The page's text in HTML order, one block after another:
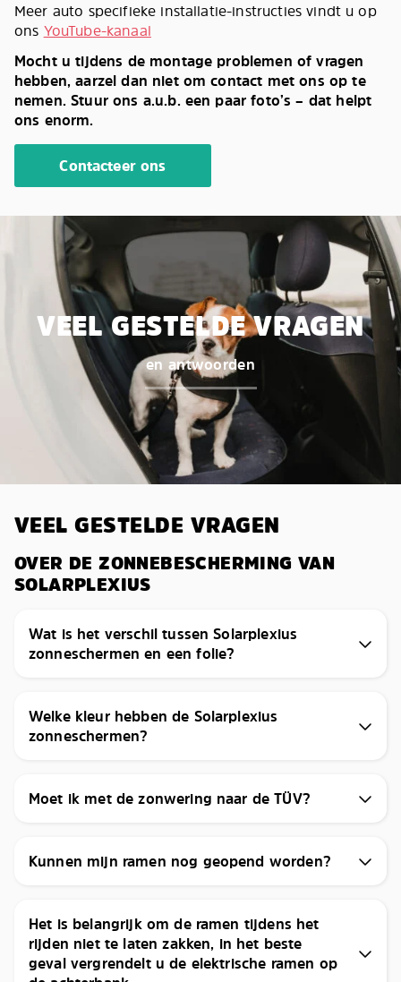
Meer auto specifieke installatie-instructies vindt u op
ons YouTube-kanaal
Mocht u tijdens de montage problemen of vragen
hebben, aarzel dan niet om contact met ons op te
nemen. Stuur ons a.u.b. een paar foto’s – dat helpt
ons enorm.
Contacteer ons
VEEL GESTELDE VRAGEN
en antwoorden
VEEL GESTELDE VRAGEN
OVER DE ZONNEBESCHERMING VAN
SOLARPLEXIUS
Wat is het verschil tussen Solarplexius
zonneschermen en een folie?
Welke kleur hebben de Solarplexius
zonneschermen?
Moet ik met de zonwering naar de TÜV?
Kunnen mijn ramen nog geopend worden?
Het is belangrijk om de ramen tijdens het
rijden niet te laten zakken, in het beste
geval vergrendelt u de elektrische ramen op